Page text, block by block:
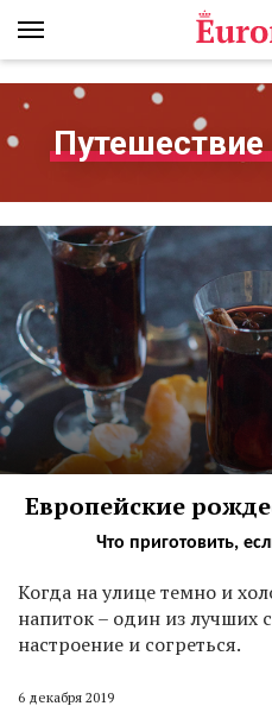
Европейские
Что приготовить,
Когда на улице темно и
напиток – один из лучших
настроение и согреться.
6 декабря 2019